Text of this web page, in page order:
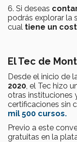
6. Si deseas
podrás explorar la
cual tiene un
El Tec de
Desde el inicio de
2020, el Tec hizo
otras instituciones
certificaciones sin
mil 500 cursos.
Previo a este
gratuitas en la